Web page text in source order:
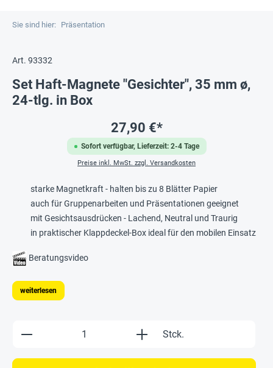
Sie sind hier: Präsentation
Art. 93332
Set Haft-Magnete "Gesichter", 35 mm ø,
24-tlg. in Box
Sofort verfügbar, Lieferzeit: 2-4 Tage
27,90 €*
Preise inkl. MwSt. zzgl. Versandkosten
starke Magnetkraft - halten bis zu 8 Blätter Papier
auch für Gruppenarbeiten und Präsentationen geeignet
mit Gesichtsausdrücken - Lachend, Neutral und Traurig
in praktischer Klappdeckel-Box ideal für den mobilen Einsatz
Beratungsvideo
weiterlesen
Produkt Anzahl: Gib den gewünschten
Stck.